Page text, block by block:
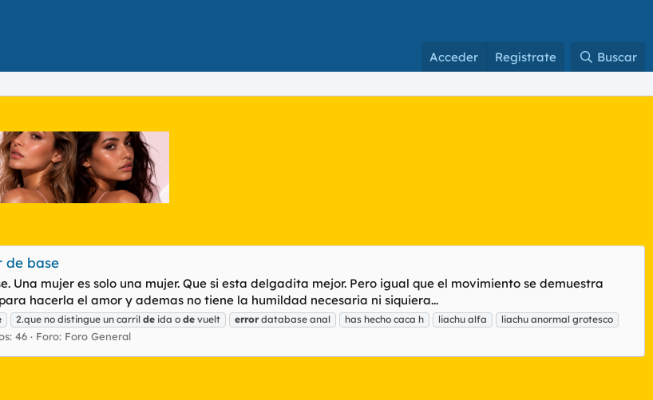
Acceder Regístrate Buscar
de base
Una mujer es solo una mujer. Que si esta delgadita mejor. Pero igual que el movimiento se demuestra
hacerla el amor y ademas no tiene la humildad necesaria ni siquiera...
2.que no distingue un carril de ida o de vuelt error database anal has hecho caca h liachu alfa
liachu anormal grotesco
46 Foro: Foro General